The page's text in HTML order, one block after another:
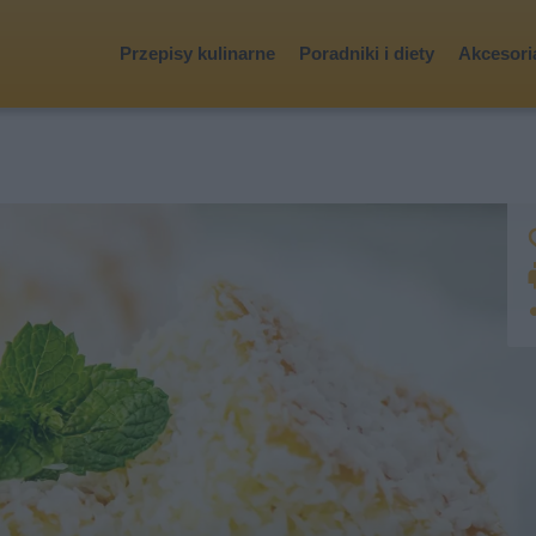
Przepisy kulinarne Poradniki i diety